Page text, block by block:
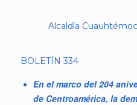
Alcaldía
BOLETÍN 334
En el marco del 204
de Centroamérica, la